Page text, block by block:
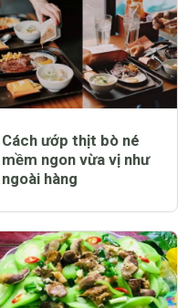
Cách ướp thịt bò né
mềm ngon vừa vị như
ngoài hàng